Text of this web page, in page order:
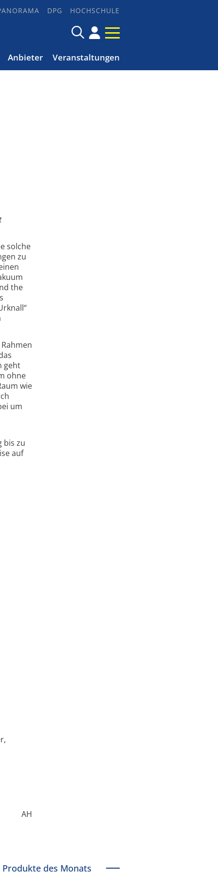
DPG HOCHSCHULE
Anbieter Veranstaltungen
solche
zu
the
geht
ohne
wie
um
bis zu
auf
AH
Produkte des Monats